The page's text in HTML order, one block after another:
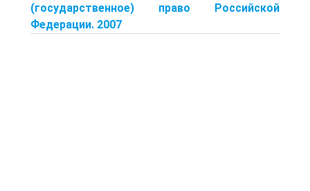
(государственное) право Российской
Федерации. 2007